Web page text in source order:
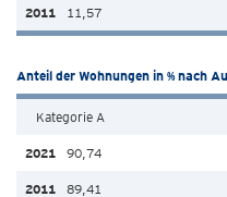
11,57
Anteil der Wohnungen in % nach
Kategorie A
90,74
89,41